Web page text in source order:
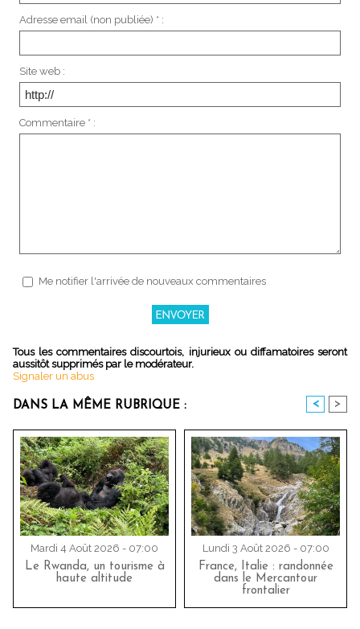
Adresse email (non publiée) * :
Site web :
Commentaire * :
Me notifier l'arrivée de nouveaux commentaires
Tous les commentaires discourtois, injurieux ou diffamatoires seront
aussitôt supprimés par le modérateur.
Signaler un abus
DANS LA MÊME RUBRIQUE : < >
Mardi 4 Août 2026 - 07:00
Le Rwanda, un tourisme à
haute altitude
Lundi 3 Août 2026 - 07:00
France, Italie : randonnée
dans le Mercantour
frontalier